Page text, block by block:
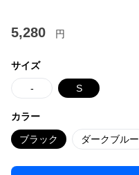
5,280 円
サイズ
- S
カラー
ブラック ダークブルー